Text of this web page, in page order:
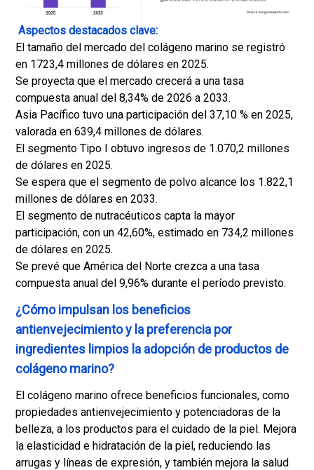
Aspectos destacados clave:
El tamaño del mercado del colágeno marino se registró
en 1723,4 millones de dólares en 2025.
Se proyecta que el mercado crecerá a una tasa
compuesta anual del 8,34% de 2026 a 2033.
Asia Pacífico tuvo una participación del 37,10 % en 2025,
valorada en 639,4 millones de dólares.
El segmento Tipo I obtuvo ingresos de 1.070,2 millones
de dólares en 2025.
Se espera que el segmento de polvo alcance los 1.822,1
millones de dólares en 2033.
El segmento de nutracéuticos capta la mayor
participación, con un 42,60%, estimado en 734,2 millones
de dólares en 2025.
Se prevé que América del Norte crezca a una tasa
compuesta anual del 9,96% durante el período previsto.
¿Cómo impulsan los beneficios
antienvejecimiento y la preferencia por
ingredientes limpios la adopción de productos de
colágeno marino?
El colágeno marino ofrece beneficios funcionales, como
propiedades antienvejecimiento y potenciadoras de la
belleza, a los productos para el cuidado de la piel. Mejora
la elasticidad e hidratación de la piel, reduciendo las
arrugas y líneas de expresión, y también mejora la salud